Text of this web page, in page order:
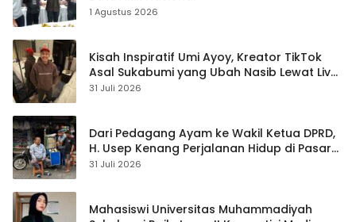
1 Agustus 2026
Kisah Inspiratif Umi Ayoy, Kreator TikTok
Asal Sukabumi yang Ubah Nasib Lewat Live
Streaming
31 Juli 2026
Dari Pedagang Ayam ke Wakil Ketua DPRD,
H. Usep Kenang Perjalanan Hidup di Pasar
Cisaat
31 Juli 2026
Mahasiswi Universitas Muhammadiyah